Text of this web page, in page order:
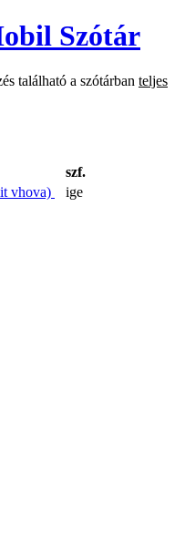
Szótár
található a szótárban teljes
szf.
vhova) ige